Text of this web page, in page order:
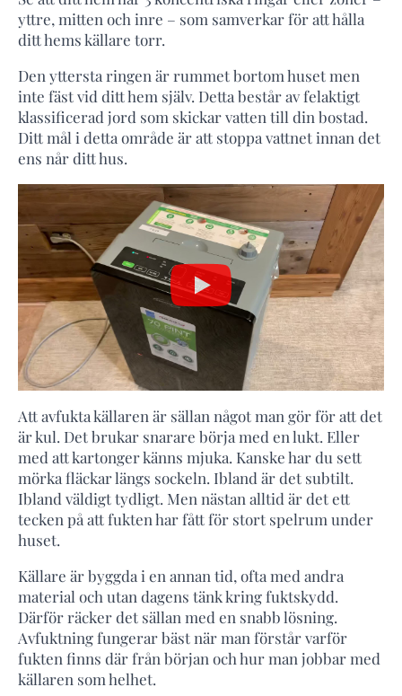
yttre, mitten och inre – som samverkar för att hålla
ditt hems källare torr.
Den yttersta ringen är rummet bortom huset men
inte fäst vid ditt hem själv. Detta består av felaktigt
klassificerad jord som skickar vatten till din bostad.
Ditt mål i detta område är att stoppa vattnet innan det
ens når ditt hus.
Att avfukta källaren är sällan något man gör för att det
är kul. Det brukar snarare börja med en lukt. Eller
med att kartonger känns mjuka. Kanske har du sett
mörka fläckar längs sockeln. Ibland är det subtilt.
Ibland väldigt tydligt. Men nästan alltid är det ett
tecken på att fukten har fått för stort spelrum under
huset.
Källare är byggda i en annan tid, ofta med andra
material och utan dagens tänk kring fuktskydd.
Därför räcker det sällan med en snabb lösning.
Avfuktning fungerar bäst när man förstår varför
fukten finns där från början och hur man jobbar med
källaren som helhet.